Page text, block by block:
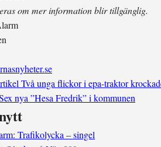
om mer information blir tillgänglig.
Två unga flickor i epa-traktor
nya ”Hesa Fredrik” i kommunen
Trafikolycka – singel